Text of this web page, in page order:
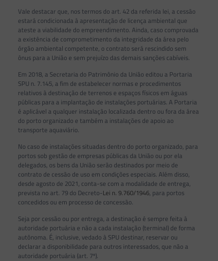
Vale destacar que, nos termos do art. 42 da referida lei, a cessão
estará condicionada à apresentação de licença ambiental que
ateste a viabilidade do empreendimento. Ainda, caso comprovada
a existência de comprometimento da integridade da área pelo
órgão ambiental competente, o contrato será rescindido sem
ônus para a União e sem prejuízo das demais sanções cabíveis.
Em 2018, a Secretaria do Patrimônio da União editou a Portaria
SPU n. 7.145, a fim de estabelecer normas e procedimentos
relativos à destinação de terrenos e espaços físicos em águas
públicas para a implantação de instalações portuárias. A Portaria
é aplicável a qualquer instalação localizada dentro ou fora da área
do porto organizado e também a instalações de apoio ao
transporte aquaviário.
No caso de instalações situadas dentro do porto organizado, para
portos sob gestão de empresas públicas da União ou por ela
delegados, os bens da União serão destinados por meio de
contrato de cessão de uso em condições especiais. Além disso,
desde agosto de 2021, conta-se com a modalidade de entrega,
prevista no art. 79 do Decreto-Lei n. 9.760/1946, para portos
concedidos ou em processo de concessão.
Seja por cessão ou por entrega, a destinação é sempre feita à
autoridade portuária e não a cada instalação (terminal) de forma
autônoma. É, inclusive, vedado à SPU destinar, reservar ou
declarar a disponibilidade para outros interessados, que não a
autoridade portuária (art. 7º).